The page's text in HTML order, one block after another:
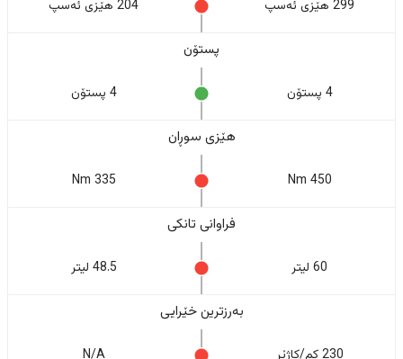
299 هێزی ئەسپ 204 هێزی ئەسپ
پستۆن
4 پستۆن 4 پستۆن
هێزی سوڕان
450 Nm
335 Nm
فراوانی تانکی
60 لیتر 48.5 لیتر
بەرزترین خێرایی